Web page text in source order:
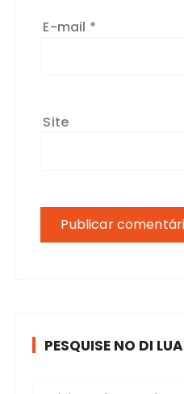
E-mail *
Site
PESQUISE NO DI LUA